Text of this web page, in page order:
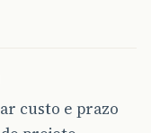
custo e prazo